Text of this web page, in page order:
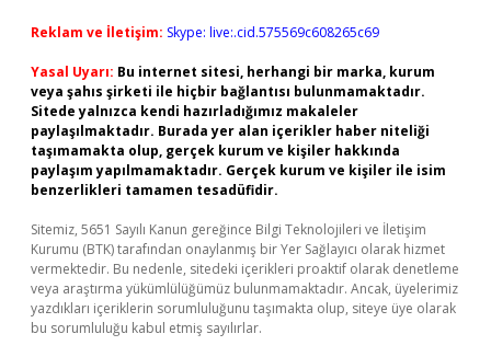
Reklam ve İletişim: Skype: live:.cid.575569c608265c69
Yasal Uyarı: Bu internet sitesi, herhangi bir marka, kurum
veya şahıs şirketi ile hiçbir bağlantısı bulunmamaktadır.
Sitede yalnızca kendi hazırladığımız makaleler
paylaşılmaktadır. Burada yer alan içerikler haber niteliği
taşımamakta olup, gerçek kurum ve kişiler hakkında
paylaşım yapılmamaktadır. Gerçek kurum ve kişiler ile isim
benzerlikleri tamamen tesadüfidir.
Sitemiz, 5651 Sayılı Kanun gereğince Bilgi Teknolojileri ve İletişim
Kurumu (BTK) tarafından onaylanmış bir Yer Sağlayıcı olarak hizmet
vermektedir. Bu nedenle, sitedeki içerikleri proaktif olarak denetleme
veya araştırma yükümlülüğümüz bulunmamaktadır. Ancak, üyelerimiz
yazdıkları içeriklerin sorumluluğunu taşımakta olup, siteye üye olarak
bu sorumluluğu kabul etmiş sayılırlar.